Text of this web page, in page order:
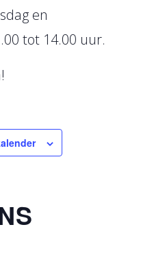
en
tot 14.00 uur.